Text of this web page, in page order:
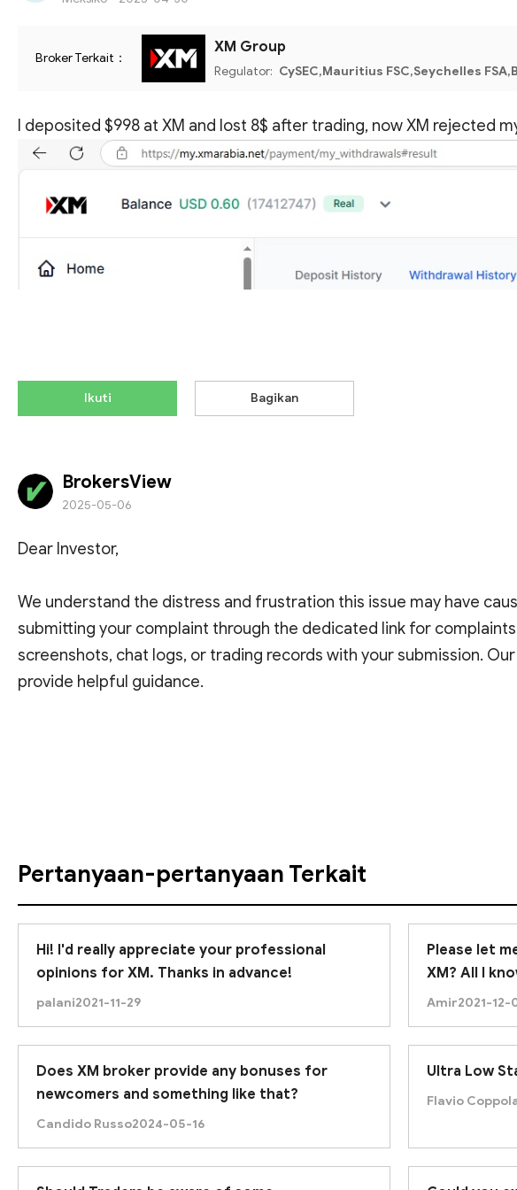
Broker Terkait：
XM Group
Regulator: CySEC,Mauritius FSC,Seychelles
I deposited $998 at XM and lost 8$ after trading, now XM rejected
Ikuti Bagikan
BrokersView
2025-05-06
Dear Investor,
We understand the distress and frustration this issue may have
submitting your complaint through the dedicated link for
screenshots, chat logs, or trading records with your submission.
provide helpful guidance.
Pertanyaan-pertanyaan Terkait
Hi! I'd really appreciate your professional
opinions for XM. Thanks in advance!
palani2021-11-29
Please let
XM? All I
properly
Amir2021-12-
Does XM broker provide any bonuses for
newcomers and something like that?
Candido Russo2024-05-16
Ultra Low
Flavio